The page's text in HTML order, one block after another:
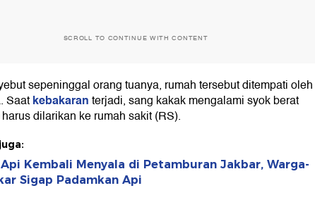
SCROLL TO CONTINUE WITH CONTENT
sepeninggal orang tuanya, rumah tersebut ditempati oleh
Saatkebakaranterjadi, sang kakak mengalami syok berat
dilarikan ke rumah sakit (RS).
Api Kembali Menyala di Petamburan Jakbar, Warga-
Sigap Padamkan Api